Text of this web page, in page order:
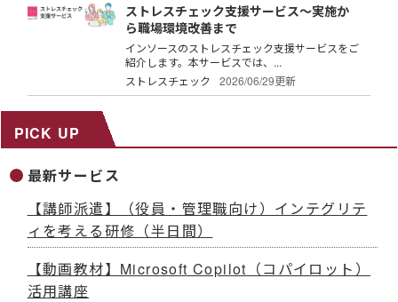
ストレスチェック支援サービス～実施か
ら職場環境改善まで
インソースのストレスチェック支援サービスをご
紹介します。本サービスでは、...
ストレスチェック
2026/06/29更新
PICK UP
最新サービス
【講師派遣】（役員・管理職向け）インテグリテ
ィを考える研修（半日間）
【動画教材】Microsoft Copilot（コパイロット）
活用講座